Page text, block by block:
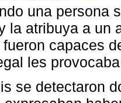
una persona
la atribuya a un
capaces
les
se detectaron